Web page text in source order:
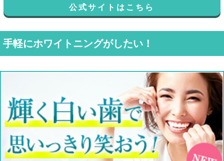
公式サイトはこちら
手軽にホワイトニングがしたい！